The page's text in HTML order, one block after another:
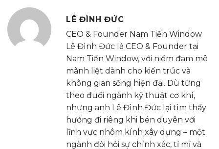
LÊ ĐÌNH ĐỨC
CEO & Founder Nam Tiến Window
Lê Đình Đức là CEO & Founder tại
Nam Tiến Window, với niềm đam mê
mãnh liệt dành cho kiến trúc và
không gian sống hiện đại. Dù từng
theo đuổi ngành kỹ thuật cơ khí,
nhưng anh Lê Đình Đức lại tìm thấy
hướng đi riêng khi bén duyên với
lĩnh vực nhôm kính xây dựng – một
ngành đòi hỏi sự chính xác, tỉ mỉ và